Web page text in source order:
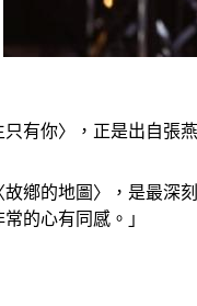
有你〉，正是出自張
鄕的地圖〉，是最深
的心有同感。」